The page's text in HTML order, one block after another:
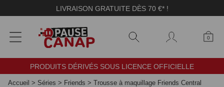
LIVRAISON GRATUITE DÈS 70 €* !
0
PRODUITS DÉRIVÉS SOUS LICENCE OFFICIELLE
Accueil > Séries > Friends > Trousse à maquillage Friends Central
Panneau de gestion des cookies